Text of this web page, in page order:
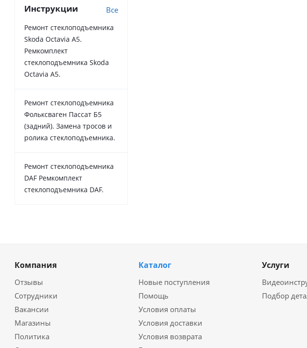
Инструкции Все
Ремонт стеклоподъемника
Skoda Octavia A5.
Ремкомплект
стеклоподъемника Skoda
Octavia A5.
Ремонт стеклоподъемника
Фольксваген Пассат Б5
(задний). Замена тросов и
ролика стеклоподъемника.
Ремонт стеклоподъемника
DAF Ремкомплект
стеклоподъемника DAF.
Компания
Отзывы
Сотрудники
Вакансии
Магазины
Политика
Каталог
Новые поступления
Помощь
Условия оплаты
Условия доставки
Условия возврата
Услуги
Подбор